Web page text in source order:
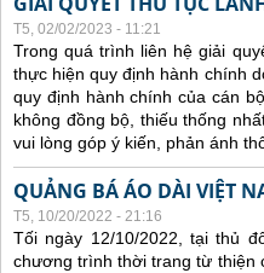
T5, 02/02/2023 - 11:21
Trong quá trình liên hệ giải
thực hiện quy định hành chính
quy định hành chính của cán
không đồng bộ, thiếu thống
vui lòng góp ý kiến, phản ánh
QUẢNG BÁ ÁO DÀI VIỆT
T5, 10/20/2022 - 21:16
Tối ngày 12/10/2022, tại thủ
chương trình thời trang từ thiện